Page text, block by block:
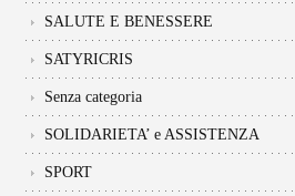
SALUTE E BENESSERE
SATYRICRIS
Senza categoria
SOLIDARIETA’ e ASSISTENZA
SPORT